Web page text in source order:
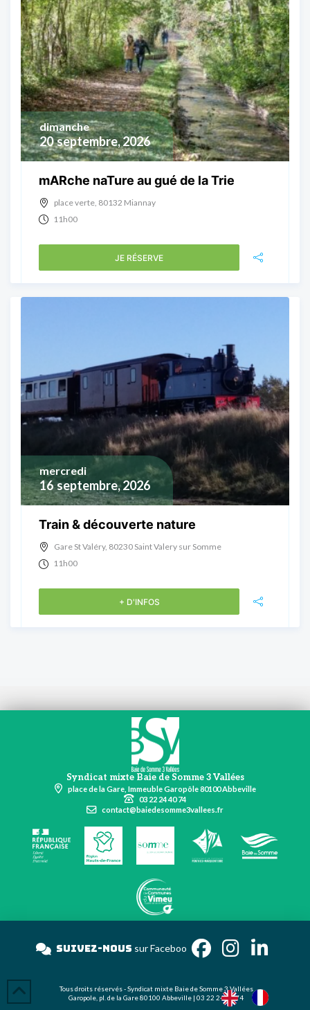
20 septembre, 2026
dimanche
mARche naTure au gué de la Trie
place verte, 80132 Miannay
11h00
JE RÉSERVE
16 septembre, 2026
mercredi
Train & découverte nature
Gare St Valéry, 80230 Saint Valery sur Somme
11h00
+ D'INFOS
Syndicat mixte Baie de Somme 3 Vallées
place de la Gare, Immeuble Garopôle 80100 Abbeville
03 22 24 40 74
contact@baiedesomme3vallees.fr
Suivez-noussur Face
Tous droits réservés - Syndicat mixte Baie de Somme 3 Vallées
Garopole, pl. de la Gare 80100 Abbeville | 03 22 24 40 74